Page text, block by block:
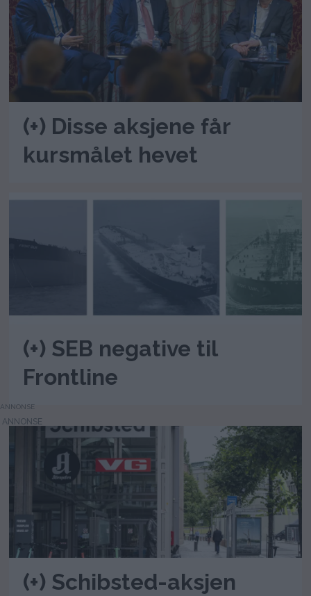
(+) Disse aksjene får
kursmålet hevet
(+) SEB negative til
Frontline
ANNONSE
(+) Schibsted-aksjen